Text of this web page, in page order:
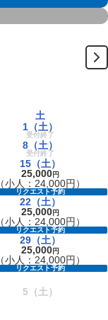
土
1 （土）
受付終了
8 （土）
受付終了
15 （土）
25,000円
（小人：24,000円）
リクエスト予約
22 （土）
25,000円
（小人：24,000円）
リクエスト予約
29 （土）
25,000円
（小人：24,000円）
リクエスト予約
5 （土）